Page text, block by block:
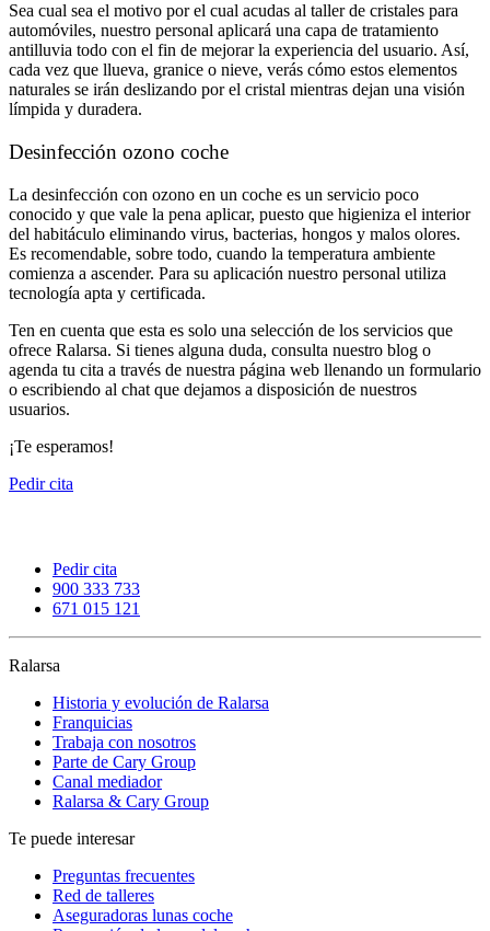
Sea cual sea el motivo por el cual acudas al taller de cristales para
automóviles, nuestro personal aplicará una capa de tratamiento
antilluvia todo con el fin de mejorar la experiencia del usuario. Así,
cada vez que llueva, granice o nieve, verás cómo estos elementos
naturales se irán deslizando por el cristal mientras dejan una visión
límpida y duradera.
Desinfección ozono coche
La desinfección con ozono en un coche es un servicio poco
conocido y que vale la pena aplicar, puesto que higieniza el interior
del habitáculo eliminando virus, bacterias, hongos y malos olores.
Es recomendable, sobre todo, cuando la temperatura ambiente
comienza a ascender. Para su aplicación nuestro personal utiliza
tecnología apta y certificada.
Ten en cuenta que esta es solo una selección de los servicios que
ofrece Ralarsa. Si tienes alguna duda, consulta nuestro blog o
agenda tu cita a través de nuestra página web llenando un formulario
o escribiendo al chat que dejamos a disposición de nuestros
usuarios.
¡Te esperamos!
Pedir cita
Pedir cita
900 333 733
671 015 121
Ralarsa
Historia y evolución de Ralarsa
Franquicias
Trabaja con nosotros
Parte de Cary Group
Canal mediador
Ralarsa & Cary Group
Te puede interesar
Preguntas frecuentes
Red de talleres
Aseguradoras lunas coche